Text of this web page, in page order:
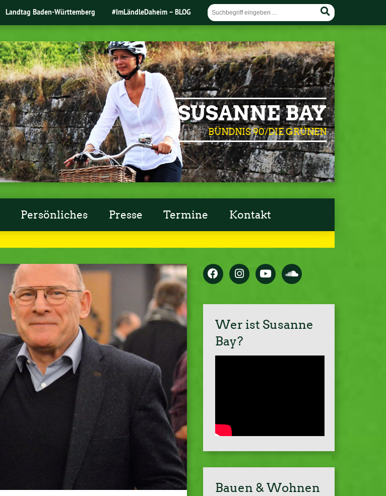
Landtag Baden-Württemberg #ImLändleDaheim – BLOG
SUSANNE BAY
BÜNDNIS 90/DIE GRÜNEN
Persönliches Presse Termine Kontakt
Wer ist Susanne
Bay?
Bauen & Wohnen